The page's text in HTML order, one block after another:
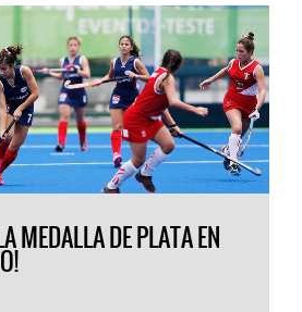
MEDALLA DE PLATA EN